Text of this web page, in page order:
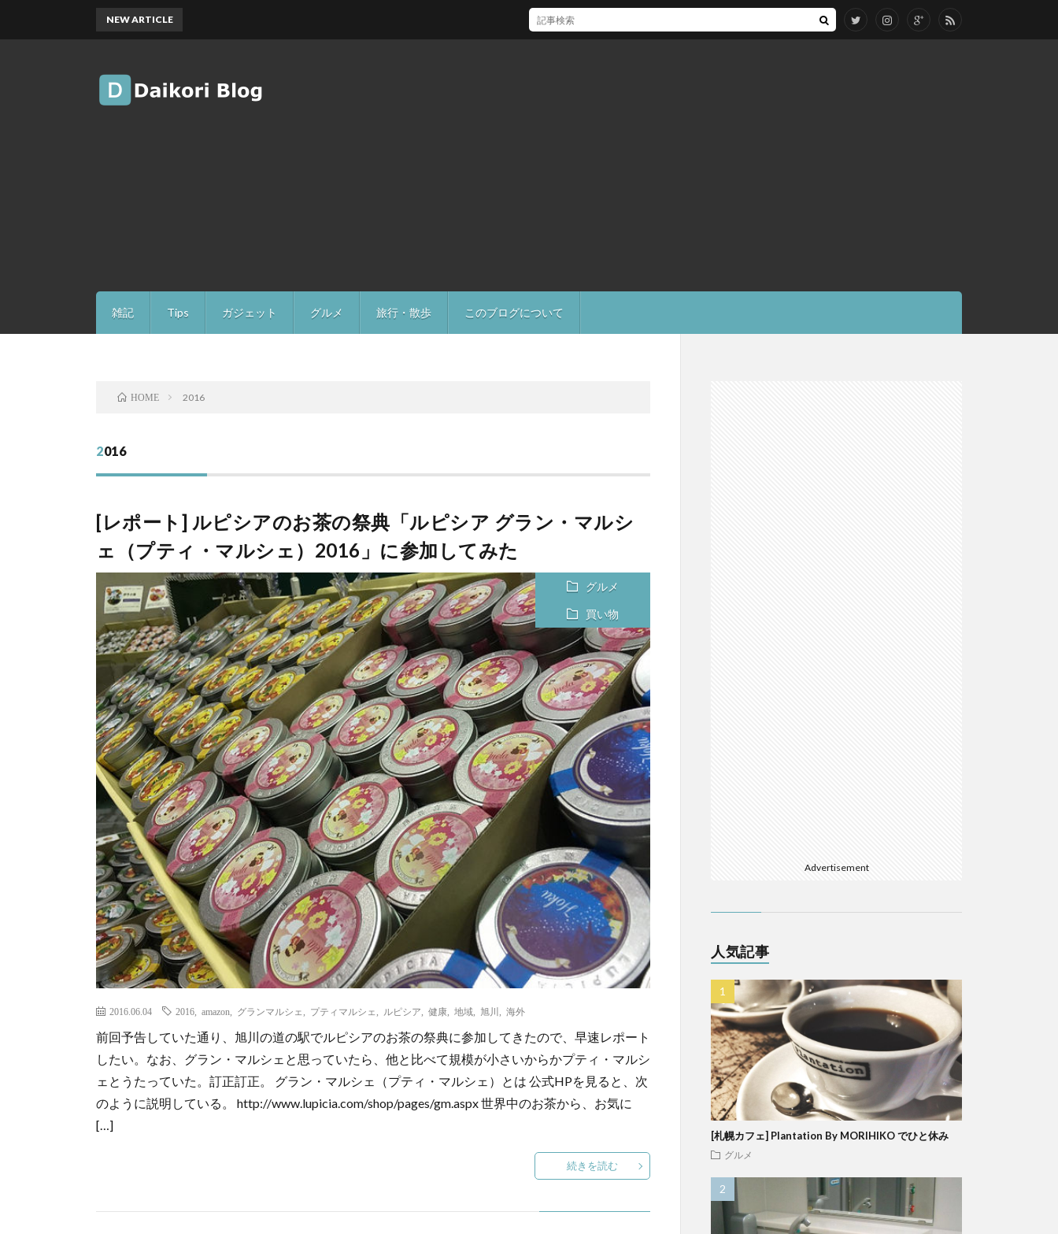
雑記 Tips ガジェット グルメ 旅行・散歩 このブログについて
NEW ARTICLE [Mac]Mac mini M1 がいい感じ
HOME 2016
2016
[レポート] ルピシアのお茶の祭典「ルピシア グラン・マルシ
ェ（プティ・マルシェ）2016」に参加してみた
グルメ
買い物
2016.06.04 2016 amazon グランマルシェ プティマルシェ ルピシア 健康 地域 旭川 海外
前回予告していた通り、旭川の道の駅でルピシアのお茶の祭典に参加してきたので、早速レポート
したい。なお、グラン・マルシェと思っていたら、他と比べて規模が小さいからかプティ・マルシ
ェとうたっていた。訂正訂正。 グラン・マルシェ（プティ・マルシェ）とは 公式HPを見ると、次
のように説明している。 http://www.lupicia.com/shop/pages/gm.aspx 世界中のお茶から、お気に
[…]
続きを読む
Advertisement
人気記事
[札幌カフェ] Plantation By MORIHIKO でひと休み
グルメ